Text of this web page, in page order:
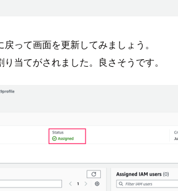
って画面を更新してみましょう。
当てがされました。良さそうです。